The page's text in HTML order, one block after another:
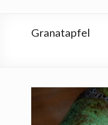
Granatapfel